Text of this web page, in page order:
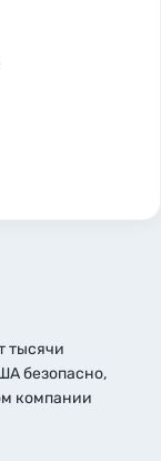
тысячи
безопасно,
компании